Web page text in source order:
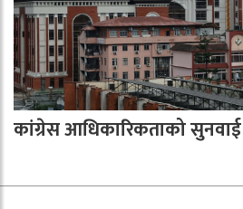
कांग्रेस आधिकारिकताको